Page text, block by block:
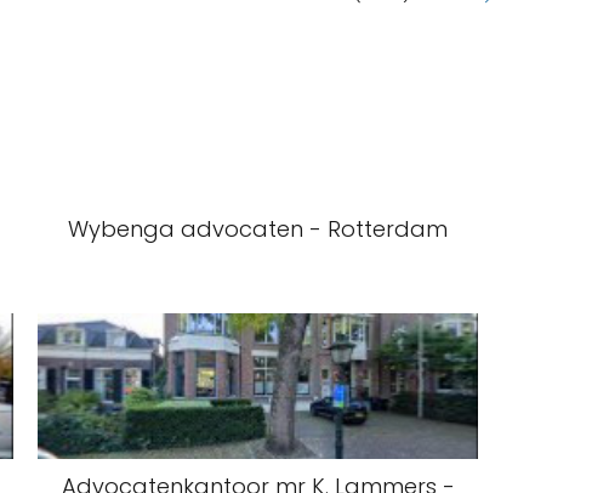
Wybenga advocaten - Rotterdam
Advocatenkantoor mr K. Lammers -